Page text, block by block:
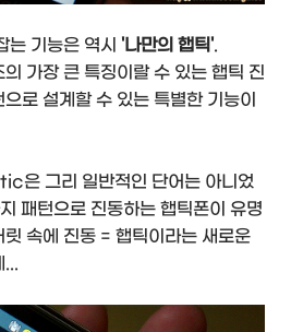
는 기능은 역시 '나만의 햅틱'.
가장 큰 특징이랄 수 있는 햅틱 진
로 설계할 수 있는 특별한 기능이
은 그리 일반적인 단어는 아니었
패턴으로 진동하는 햅틱폰이 유명
속에 진동 = 햅틱이라는 새로운
...